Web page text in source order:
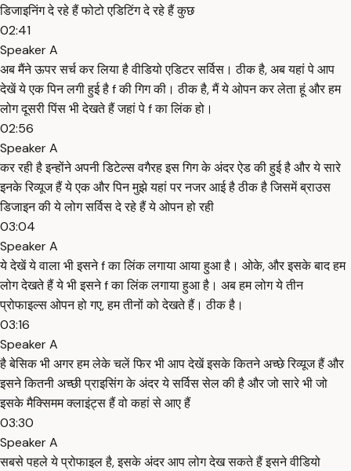
डिजाइनिंग दे रहे हैं फोटो एडिटिंग दे रहे हैं कुछ
02:41
Speaker A
अब मैंने ऊपर सर्च कर लिया है वीडियो एडिटर सर्विस। ठीक है, अब यहां पे आप
देखें ये एक पिन लगी हुई है f की गिग की। ठीक है, मैं ये ओपन कर लेता हूं और हम
लोग दूसरी पिंस भी देखते हैं जहां पे f का लिंक हो।
02:56
Speaker A
कर रही है इन्होंने अपनी डिटेल्स वगैरह इस गिग के अंदर ऐड की हुई है और ये सारे
इनके रिव्यूज हैं ये एक और पिन मुझे यहां पर नजर आई है ठीक है जिसमें ब्राउस
डिजाइन की ये लोग सर्विस दे रहे हैं ये ओपन हो रही
03:04
Speaker A
ये देखें ये वाला भी इसने f का लिंक लगाया आया हुआ है। ओके, और इसके बाद हम
लोग देखते हैं ये भी इसने f का लिंक लगाया हुआ है। अब हम लोग ये तीन
प्रोफाइल्स ओपन हो गए, हम तीनों को देखते हैं। ठीक है।
03:16
Speaker A
है बेसिक भी अगर हम लेके चलें फिर भी आप देखें इसके कितने अच्छे रिव्यूज हैं और
इसने कितनी अच्छी प्राइसिंग के अंदर ये सर्विस सेल की है और जो सारे भी जो
इसके मैक्सिमम क्लाइंट्स हैं वो कहां से आए हैं
03:30
Speaker A
सबसे पहले ये प्रोफाइल है, इसके अंदर आप लोग देख सकते हैं इसने वीडियो